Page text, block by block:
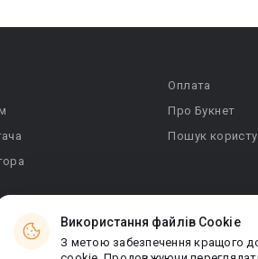
Використання файлів Cookie
З метою забезпечення кращого
Оплата
Про Букнет
Пошук
права захищено.